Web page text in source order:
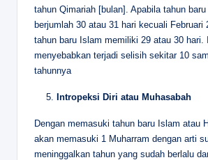
tahun Qimariah [bulan]. Apabila tahun baru
berjumlah 30 atau 31 hari kecuali Februari
tahun baru Islam memiliki 29 atau 30 hari.
menyebabkan terjadi selisih sekitar 10
tahunnya
Intropeksi Diri atau Muhasabah
Dengan memasuki tahun baru Islam atau
akan memasuki 1 Muharram dengan arti
meninggalkan tahun yang sudah berlalu